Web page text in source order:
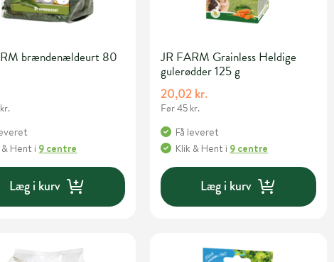
brændenældeurt 80
& Hent i 9 centre
Læg i kurv
JR FARM Grainless Heldige
gulerødder 125 g
20,02 kr.
Før 45 kr.
Få leveret
Klik & Hent i 9 centre
Læg i kurv